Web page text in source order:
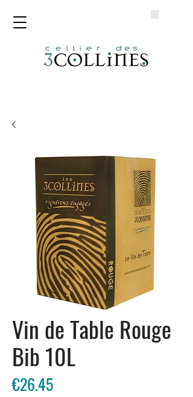
Vin de Table Rouge
Bib 10L
€26.45Price